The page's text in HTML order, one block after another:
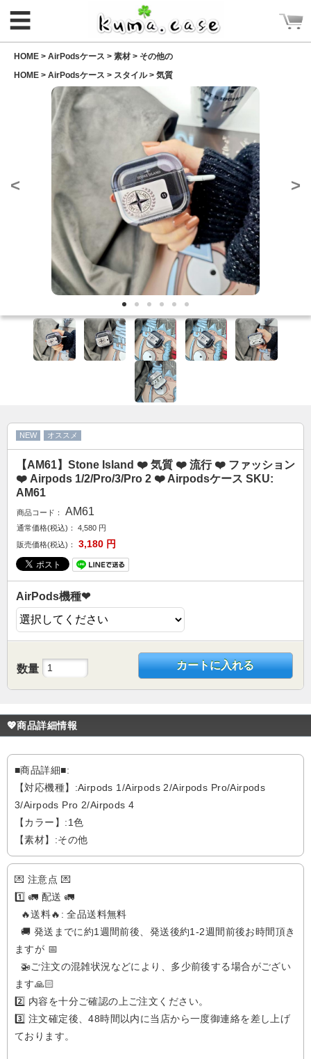
新規会員登録
CATEGORY
Rakuma iPhone ケース
Rakuma 高品質 財布
iPhoneケース
カップル人気
AirPodsケース
ケースDIY
セール
FOLLOW US
Web: https://www.kumacase.jp
Instagram: kumacase_jp
Instagram: kumacasestore
Twitter: kumacasestore
E-mail: kumacasestore@gmail.com
Line ID: kumacase
☰
HOME > AirPodsケース > 素材 > その他の
HOME > AirPodsケース > スタイル> 気質
< >
NEW オススメ
【AM61】Stone Island ❤️ 気質 ❤️ 流行 ❤️ ファッション
❤️ Airpods 1/2/Pro/3/Pro 2 ❤️ Airpodsケース SKU:
AM61
商品コード： AM61
通常価格(税込)： 4,580 円
販売価格(税込)：
3,180 円
AirPods機種❤
数量 カートに入れる
💖商品詳細情報
■商品詳細■:
【対応機種】:Airpods 1/Airpods 2/Airpods Pro/Airpods
3/Airpods Pro 2/Airpods 4
【カラー】:1色
【素材】:その他
💌 注意点 💌
1️⃣ 🚛 配送 🚛
🔥送料🔥: 全品送料無料
🚚 発送までに約1週間前後、発送後約1-2週間前後お時間頂き
ますが 📅
🚁️ご注文の混雑状況などにより、多少前後する場合がござい
ます🙏🏻
2️⃣ 内容を十分ご確認の上ご注文ください。
3️⃣ 注文確定後、48時間以内に当店から一度御連絡を差し上げ
ております。